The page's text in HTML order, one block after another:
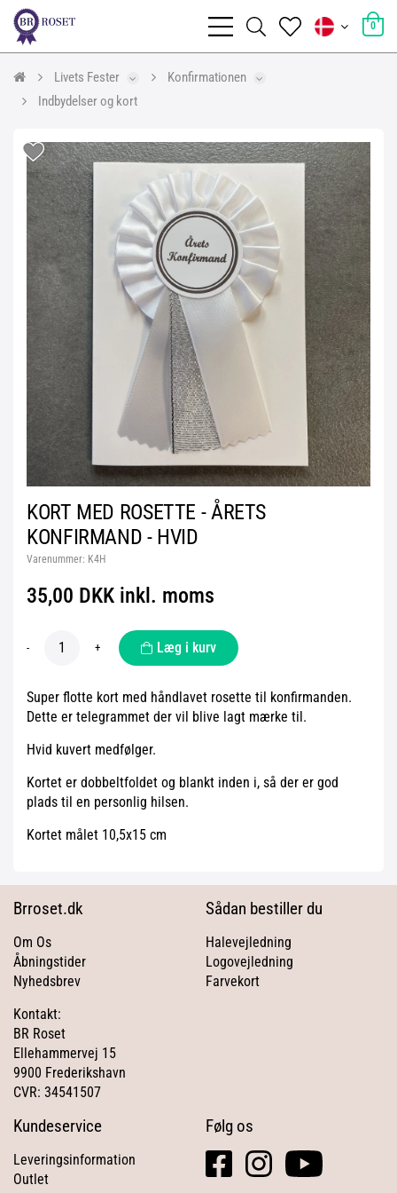
0
Livets Fester
Konfirmationen
Indbydelser og kort
KORT MED ROSETTE - ÅRETS
KONFIRMAND - HVID
Varenummer: K4H
35,00 DKK inkl. moms
- + Læg i kurv
Super flotte kort med håndlavet rosette til konfirmanden.
Dette er telegrammet der vil blive lagt mærke til.
Hvid kuvert medfølger.
Kortet er dobbeltfoldet og blankt inden i, så der er god
plads til en personlig hilsen.
Kortet målet 10,5x15 cm
Brroset.dk
Om Os
Åbningstider
Nyhedsbrev
Kontakt:
BR Roset
Ellehammervej 15
9900 Frederikshavn
CVR: 34541507
Sådan bestiller du
Halevejledning
Logovejledning
Farvekort
Kundeservice
Leveringsinformation
Outlet
Følg os
facebook
square
instagramyoutube